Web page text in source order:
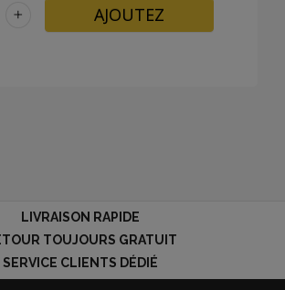
+ AJOUTEZ
LIVRAISON RAPIDE
TOUJOURS GRATUIT
SERVICE CLIENTS DÉDIÉ